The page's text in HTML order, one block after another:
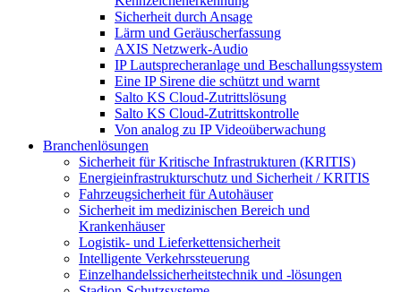
Sicherheit durch Ansage
Lärm und Geräuscherfassung
AXIS Netzwerk-Audio
IP Lautsprecheranlage und Beschallungssystem
Eine IP Sirene die schützt und warnt
Salto KS Cloud-Zutrittslösung
Salto KS Cloud-Zutrittskontrolle
Von analog zu IP Videoüberwachung
Branchenlösungen
Sicherheit für Kritische Infrastrukturen (KRITIS)
Energieinfrastrukturschutz und Sicherheit / KRITIS
Fahrzeugsicherheit für Autohäuser
Sicherheit im medizinischen Bereich und
Krankenhäuser
Logistik- und Lieferkettensicherheit
Intelligente Verkehrssteuerung
Einzelhandelssicherheitstechnik und -lösungen